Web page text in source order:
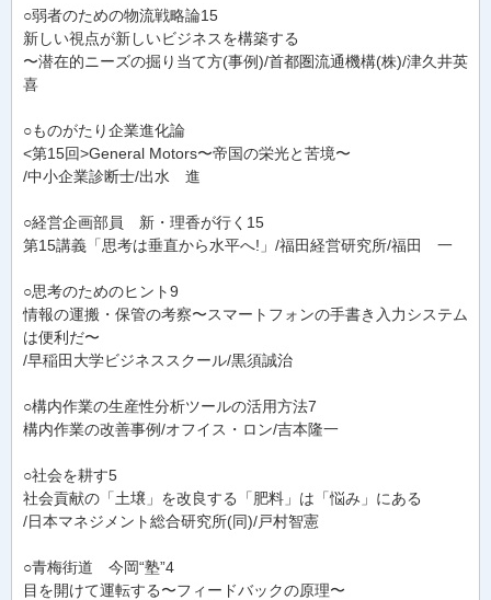
○弱者のための物流戦略論15
新しい視点が新しいビジネスを構築する
〜潜在的ニーズの掘り当て方(事例)/首都圏流通機構(株)/津久井英
喜
○ものがたり企業進化論
<第15回>General Motors〜帝国の栄光と苦境〜
/中小企業診断士/出水 進
○経営企画部員 新・理香が行く15
第15講義「思考は垂直から水平へ!」/福田経営研究所/福田 一
○思考のためのヒント9
情報の運搬・保管の考察〜スマートフォンの手書き入力システム
は便利だ〜
/早稲田大学ビジネススクール/黒須誠治
○構内作業の生産性分析ツールの活用方法7
構内作業の改善事例/オフイス・ロン/吉本隆一
○社会を耕す5
社会貢献の「土壌」を改良する「肥料」は「悩み」にある
/日本マネジメント総合研究所(同)/戸村智憲
○青梅街道 今岡“塾”4
目を開けて運転する〜フィードバックの原理〜